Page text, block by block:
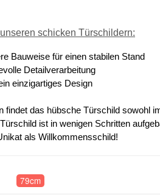
schicken Türschildern:
Bauweise für einen stabilen Stand
Detailverarbeitung
einzigartiges Design
findet das hübsche Türschild sowohl
ist in wenigen Schritten
als Willkommensschild!
79cm